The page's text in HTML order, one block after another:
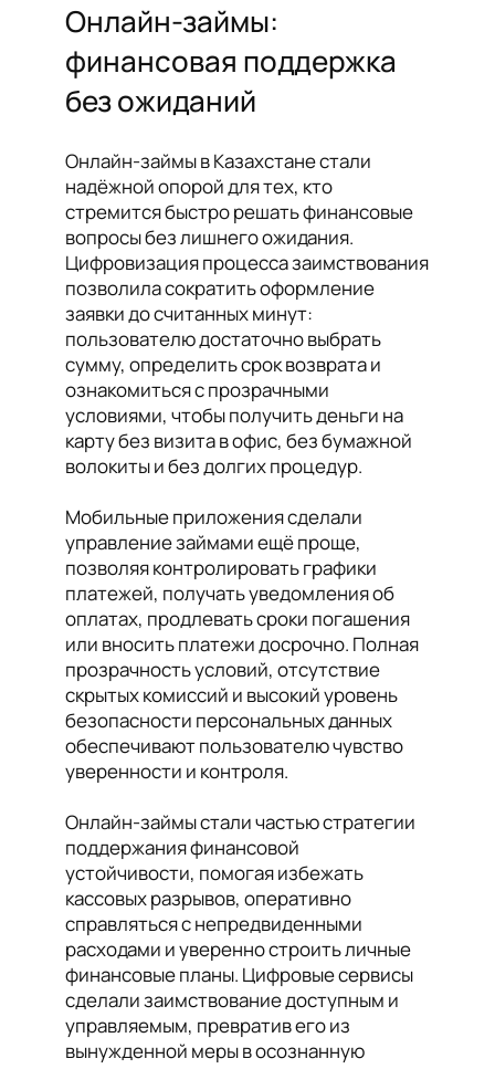
Онлайн-займы:
финансовая поддержка
без ожиданий
Онлайн-займы в Казахстане стали
надёжной опорой для тех, кто
стремится быстро решать финансовые
вопросы без лишнего ожидания.
Цифровизация процесса заимствования
позволила сократить оформление
заявки до считанных минут:
пользователю достаточно выбрать
сумму, определить срок возврата и
ознакомиться с прозрачными
условиями, чтобы получить деньги на
карту без визита в офис, без бумажной
волокиты и без долгих процедур.
Мобильные приложения сделали
управление займами ещё проще,
позволяя контролировать графики
платежей, получать уведомления об
оплатах, продлевать сроки погашения
или вносить платежи досрочно. Полная
прозрачность условий, отсутствие
скрытых комиссий и высокий уровень
безопасности персональных данных
обеспечивают пользователю чувство
уверенности и контроля.
Онлайн-займы стали частью стратегии
поддержания финансовой
устойчивости, помогая избежать
кассовых разрывов, оперативно
справляться с непредвиденными
расходами и уверенно строить личные
финансовые планы. Цифровые сервисы
сделали заимствование доступным и
управляемым, превратив его из
вынужденной меры в осознанную